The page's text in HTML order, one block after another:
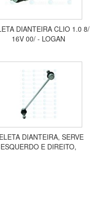
DIANTEIRA CLIO 1.0 8/
16V 00/ - LOGAN
DIANTEIRA, SERVE
ESQUERDO E DIREITO,